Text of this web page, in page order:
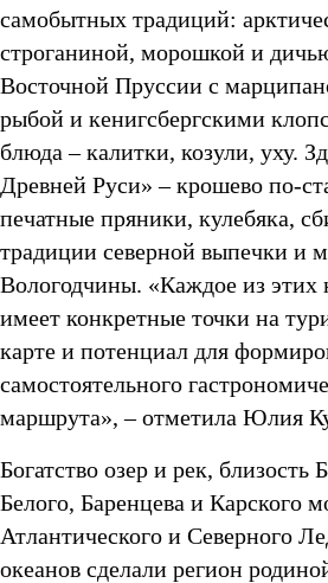
самобытных традиций:
строганиной, морошкой и
Восточной Пруссии с
рыбой и кенигсбергскими
блюда – калитки, козули, уху.
Древней Руси» – крошево
печатные пряники, кулебяка,
традиции северной выпечки и
Вологодчины. «Каждое из этих
имеет конкретные точки на
карте и потенциал для
самостоятельного
маршрута», – отметила Юлия
Богатство озер и рек, близость
Белого, Баренцева и Карского
Атлантического и Северного
океанов сделали регион